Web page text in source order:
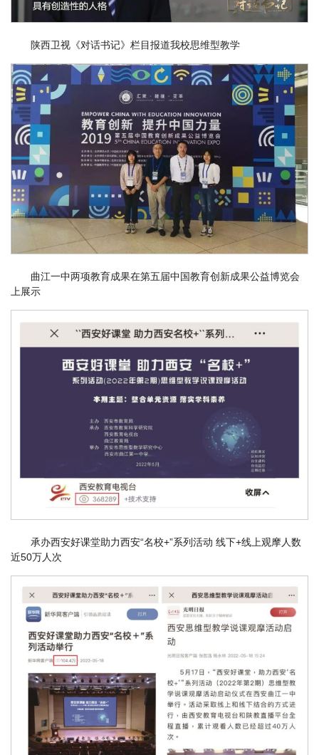
陕西卫视《对话书记》栏目报道我校思维型教学
曲江一中两项教育成果在第五届中国教育创新成果公益博览会
上展示
承办西安好课堂助力西安“名校+”系列活动 线下+线上观摩人数
近50万人次